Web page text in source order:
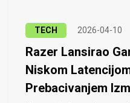
TECH 2026-04-10
Razer Lansirao
Niskom
Prebacivanjem